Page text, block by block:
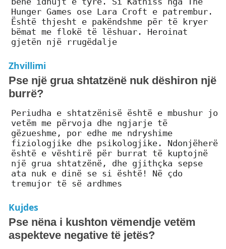
Hunger Games ose Lara Croft e patrembur.
Është thjesht e pakëndshme për të kryer
bëmat me flokë të lëshuar. Heroinat
gjetën një rrugëdalje
Zhvillimi
Pse një grua shtatzënë nuk dëshiron një
burrë?
Periudha e shtatzënisë është e mbushur jo
vetëm me përvoja dhe ngjarje të
gëzueshme, por edhe me ndryshime
fiziologjike dhe psikologjike. Ndonjëherë
është e vështirë për burrat të kuptojnë
një grua shtatzënë, dhe gjithçka sepse
ata nuk e dinë se si është! Në çdo
tremujor të së ardhmes
Kujdes
Pse nëna i kushton vëmendje vetëm
aspekteve negative të jetës?